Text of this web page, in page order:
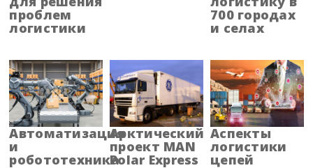
проблем
логистики
700 городах
и селах
Автоматизация
и
робототехника
Арктический
проект MAN
Polar Express
Аспекты
логистики
цепей